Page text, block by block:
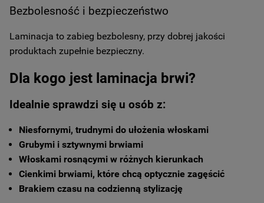
Bezbolesność i bezpieczeństwo
Laminacja to zabieg bezbolesny, przy dobrej jakości
produktach zupełnie bezpieczny.
Dla kogo jest laminacja brwi?
Idealnie sprawdzi się u osób z:
Niesfornymi, trudnymi do ułożenia włoskami
Grubymi i sztywnymi brwiami
Włoskami rosnącymi w różnych kierunkach
Cienkimi brwiami, które chcą optycznie zagęścić
Brakiem czasu na codzienną stylizację